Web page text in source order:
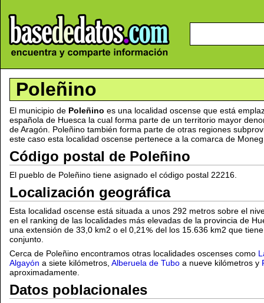
Poleñino
El municipio de Poleñino es una localidad oscense que está
española de Huesca la cual forma parte de un territorio mayor
de Aragón. Poleñino también forma parte de otras regiones
este caso esta localidad oscense pertenece a la comarca de
Código postal de Poleñino
El pueblo de Poleñino tiene asignado el código postal 22216.
Localización geográfica
Esta localidad oscense está situada a unos 292 metros sobre el
en el ranking de las localidades más elevadas de la provincia de
una extensión de 33,0 km2 o el 0,21
del los 15.636 km2 que
conjunto.
Cerca de Poleñino encontramos otras localidades oscenses como
Algayón a siete kilómetros, Alberuela de Tubo a nueve kilómetros y
aproximadamente.
Datos poblacionales